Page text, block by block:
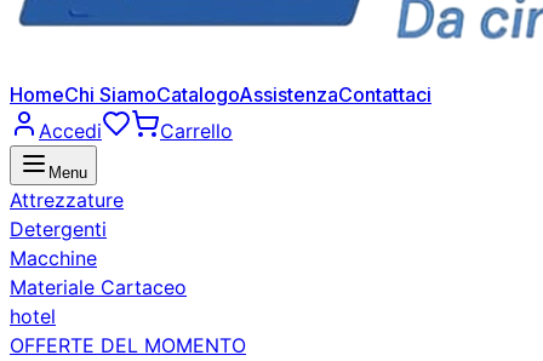
HomeChi SiamoCatalogoAssistenzaContattaci
Accedi
Carrello
Menu
Attrezzature
Detergenti
Macchine
Materiale Cartaceo
hotel
OFFERTE DEL MOMENTO